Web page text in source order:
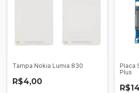
Tampa Nokia Lumia 830
R$4,00
Placa
Plus